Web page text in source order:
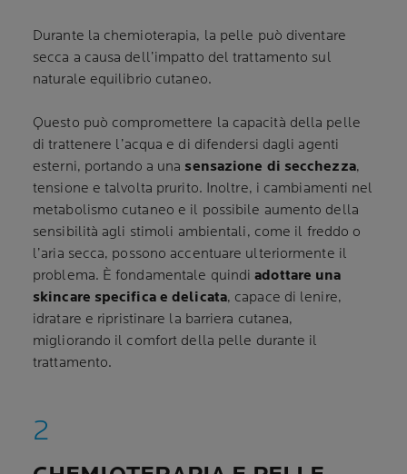
Durante la chemioterapia, la pelle può diventare
secca a causa dell’impatto del trattamento sul
naturale equilibrio cutaneo.
Questo può compromettere la capacità della pelle
di trattenere l’acqua e di difendersi dagli agenti
esterni, portando a una sensazione di secchezza,
tensione e talvolta prurito. Inoltre, i cambiamenti nel
metabolismo cutaneo e il possibile aumento della
sensibilità agli stimoli ambientali, come il freddo o
l’aria secca, possono accentuare ulteriormente il
problema. È fondamentale quindiadottare una
skincare specifica e delicata, capace di lenire,
idratare e ripristinare la barriera cutanea,
migliorando il comfort della pelle durante il
trattamento.